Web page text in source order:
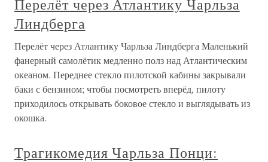
Перелёт через Атлантику Чарльза
Линдберга
Перелёт через Атлантику Чарльза Линдберга Маленький
фанерный самолётик медленно полз над Атлантическим
океаном. Переднее стекло пилотской кабины закрывали
баки с бензином; чтобы посмотреть вперёд, пилоту
приходилось открывать боковое стекло и выглядывать из
окошка.
Трагикомедия Чарльза Понци: